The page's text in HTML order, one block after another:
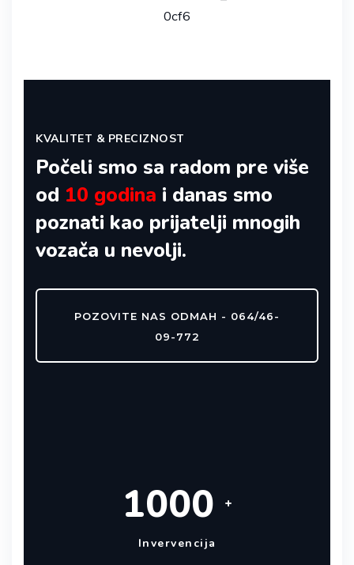
KVALITET & PRECIZNOST
Počeli smo sa radom pre više
od 10 godina i danas smo
poznati kao prijatelji mnogih
vozača u nevolji.
POZOVITE NAS ODMAH - 064/46-
09-772
1000 +
Invervencija